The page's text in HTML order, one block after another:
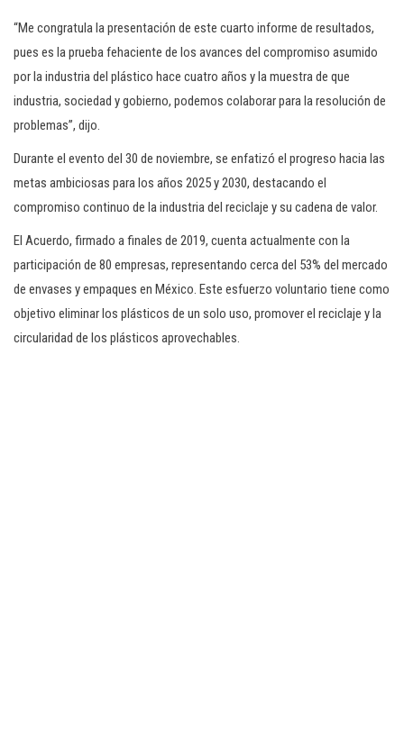
“Me congratula la presentación de este cuarto informe de resultados,
pues es la prueba fehaciente de los avances del compromiso asumido
por la industria del plástico hace cuatro años y la muestra de que
industria, sociedad y gobierno, podemos colaborar para la resolución de
problemas”, dijo.
Durante el evento del 30 de noviembre, se enfatizó el progreso hacia las
metas ambiciosas para los años 2025 y 2030, destacando el
compromiso continuo de la industria del reciclaje y su cadena de valor.
El Acuerdo, firmado a finales de 2019, cuenta actualmente con la
participación de 80 empresas, representando cerca del 53% del mercado
de envases y empaques en México. Este esfuerzo voluntario tiene como
objetivo eliminar los plásticos de un solo uso, promover el reciclaje y la
circularidad de los plásticos aprovechables.